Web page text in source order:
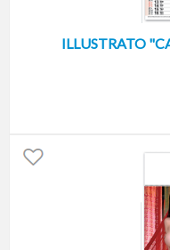
ILLUSTRATO